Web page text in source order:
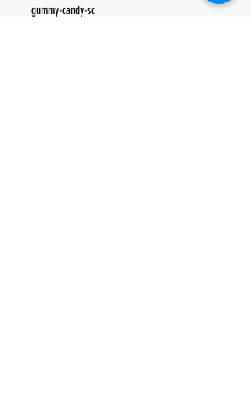
gummy-candy-sc